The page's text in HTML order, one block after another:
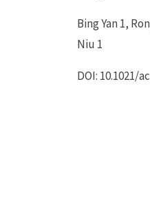
Bing Yan 1,
Niu 1
DOI: 10.1021/